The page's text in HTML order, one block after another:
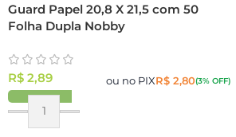
Guard Papel 20,8 X 21,5 com 50
Folha Dupla Nobby
R$ 2,89 ou no PIXR$2,80(3% OFF)